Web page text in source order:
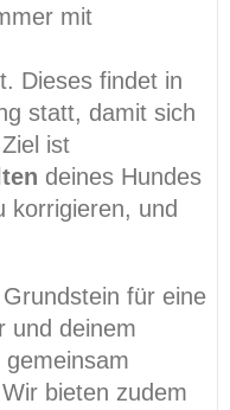
mit
Dieses findet in
statt, damit sich
ist
deines Hundes
korrigieren, und
für eine
und deinem
bieten zudem